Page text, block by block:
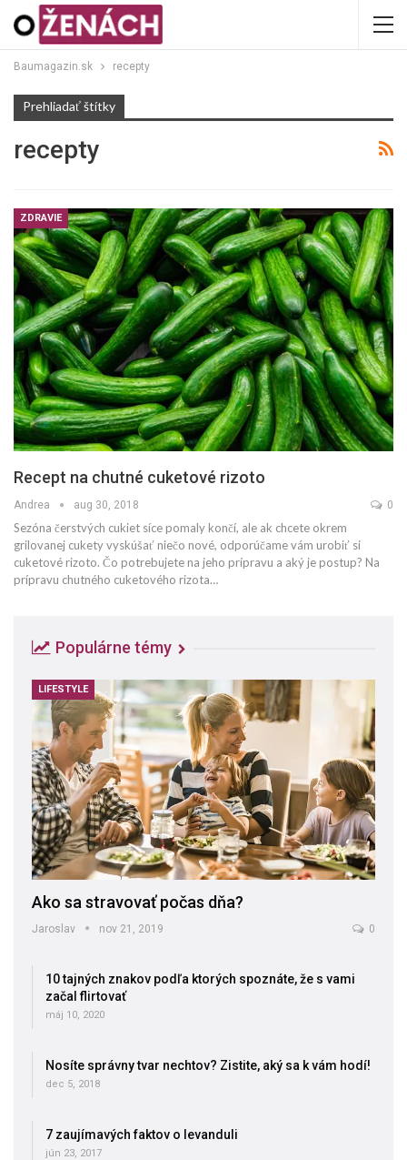
Baumagazin.sk recepty
Prehliadať štítky
recepty
ZDRAVIE
Recept na chutné cuketové rizoto
Andrea aug 30, 2018 0
Sezóna čerstvých cukiet síce pomaly končí, ale ak chcete okrem
grilovanej cukety vyskúšať niečo nové, odporúčame vám urobiť si
cuketové rizoto. Čo potrebujete na jeho prípravu a aký je postup? Na
prípravu chutného cuketového rizota…
Populárne témy
LIFESTYLE
Ako sa stravovať počas dňa?
Jaroslav nov 21, 2019 0
10 tajných znakov podľa ktorých spoznáte, že s vami
začal flirtovať
máj 10, 2020
Nosíte správny tvar nechtov? Zistite, aký sa k vám hodí!
dec 5, 2018
7 zaujímavých faktov o levanduli
jún 23, 2017